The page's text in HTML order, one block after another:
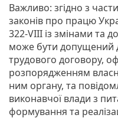
Важливо: згідно з
законів про працю
322-VIII із змінами та
може бути допущений
трудового договору,
розпорядженням
ним органу, та
виконавчої влади з
формування та